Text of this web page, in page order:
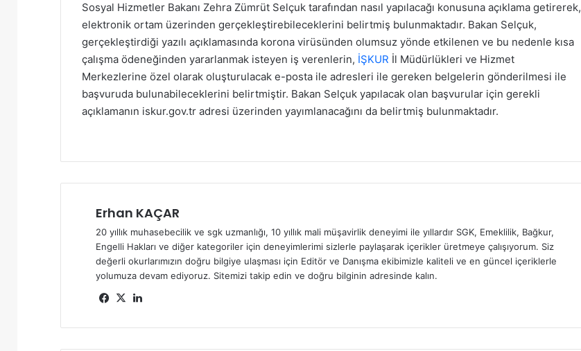
Sosyal Hizmetler Bakanı Zehra Zümrüt Selçuk tarafından nasıl yapılacağı konusuna açıklama getirerek,
elektronik ortam üzerinden gerçekleştirebileceklerini belirtmiş bulunmaktadır. Bakan Selçuk,
gerçekleştirdiği yazılı açıklamasında korona virüsünden olumsuz yönde etkilenen ve bu nedenle kısa
çalışma ödeneğinden yararlanmak isteyen iş verenlerin, İŞKUR İl Müdürlükleri ve Hizmet
Merkezlerine özel olarak oluşturulacak e-posta ile adresleri ile gereken belgelerin gönderilmesi ile
başvuruda bulunabileceklerini belirtmiştir. Bakan Selçuk yapılacak olan başvurular için gerekli
açıklamanın iskur.gov.tr adresi üzerinden yayımlanacağını da belirtmiş bulunmaktadır.
Erhan KAÇAR
20 yıllık muhasebecilik ve sgk uzmanlığı, 10 yıllık mali müşavirlik deneyimi ile yıllardır SGK, Emeklilik, Bağkur,
Engelli Hakları ve diğer kategoriler için deneyimlerimi sizlerle paylaşarak içerikler üretmeye çalışıyorum. Siz
değerli okurlarımızın doğru bilgiye ulaşması için Editör ve Danışma ekibimizle kaliteli ve en güncel içeriklerle
yolumuza devam ediyoruz. Sitemizi takip edin ve doğru bilginin adresinde kalın.
Fa
bo
ok
X
dIn